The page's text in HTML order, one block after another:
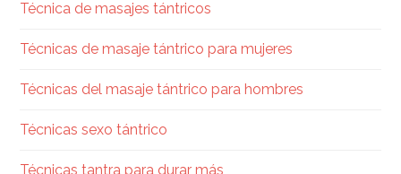
Técnica de masajes tántricos
Técnicas de masaje tántrico para mujeres
Técnicas del masaje tántrico para hombres
Técnicas sexo tántrico
Técnicas tantra para durar más